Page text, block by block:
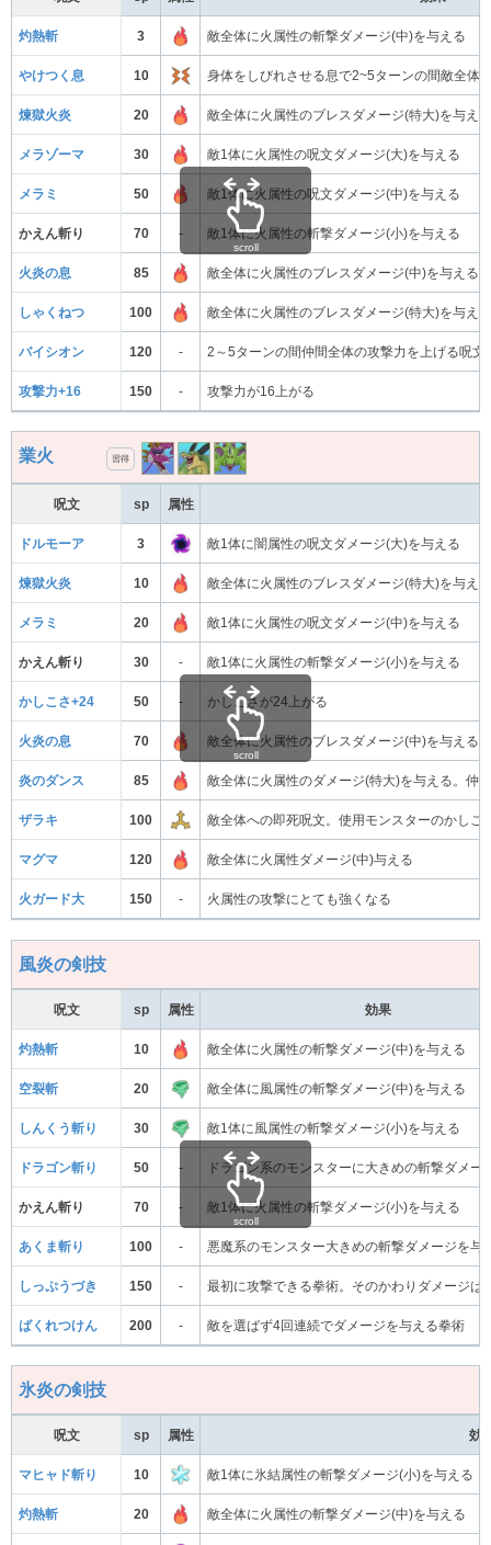
灼熱斬 3 敵全体に火属性の斬撃ダメージ(中)を与える
やけつく息 10 身体をしびれさせる息で2~5ターンの間敵全体
煉獄火炎 20 敵全体に火属性のブレスダメージ(特大)を与え
メラゾーマ 30 敵1体に火属性の呪文ダメージ(大)を与える
メラミ 50 敵1体に火属性の呪文ダメージ(中)を与える
かえん斬り 70 - 敵1体に火属性の斬撃ダメージ(小)を与える
火炎の息 85 敵全体に火属性のブレスダメージ(中)を与える
しゃくねつ 100 敵全体に火属性のブレスダメージ(特大)を与える
バイシオン 120 - 2～5ターンの間仲間全体の攻撃力を上げる呪文
攻撃力+16 150 - 攻撃力が16上がる
scroll
業火 習得
呪文 sp 属性
ドルモーア 3 敵1体に闇属性の呪文ダメージ(大)を与える
煉獄火炎 10 敵全体に火属性のブレスダメージ(特大)を与え
メラミ 20 敵1体に火属性の呪文ダメージ(中)を与える
かえん斬り 30 - 敵1体に火属性の斬撃ダメージ(小)を与える
かしこさ+24 50 - かしこさが24上がる
火炎の息 70 敵全体に火属性のブレスダメージ(中)を与える
炎のダンス 85 敵全体に火属性のダメージ(特大)を与える。仲
ザラキ 100 敵全体への即死呪文。使用モンスターのかしこ
マグマ 120 敵全体に火属性ダメージ(中)与える
火ガード大 150 - 火属性の攻撃にとても強くなる
scroll
風炎の剣技
呪文 sp 属性 効果
灼熱斬 10 敵全体に火属性の斬撃ダメージ(中)を与える
空裂斬 20 敵全体に風属性の斬撃ダメージ(中)を与える
しんくう斬り 30 敵1体に風属性の斬撃ダメージ(小)を与える
ドラゴン斬り 50 - ドラゴン系のモンスターに大きめの斬撃ダメー
かえん斬り 70 - 敵1体に火属性の斬撃ダメージ(小)を与える
あくま斬り 100 - 悪魔系のモンスター大きめの斬撃ダメージを与
しっぷうづき 150 - 最初に攻撃できる拳術。そのかわりダメージは
ばくれつけん 200 - 敵を選ばず4回連続でダメージを与える拳術
scroll
氷炎の剣技
呪文 sp 属性 効
マヒャド斬り 10 敵1体に氷結属性の斬撃ダメージ(小)を与える
灼熱斬 20 敵全体に火属性の斬撃ダメージ(中)を与える